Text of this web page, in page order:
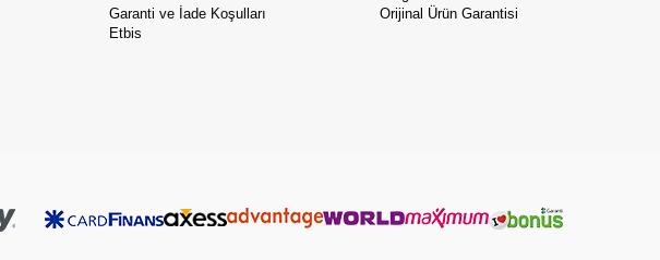
Garanti ve İade Koşulları
Etbis
Orijinal Ürün Garantisi